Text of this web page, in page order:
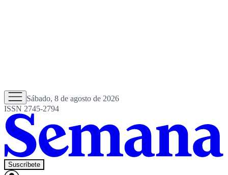
Sábado, 8 de agosto de 2026
ISSN 2745-2794
Suscríbete